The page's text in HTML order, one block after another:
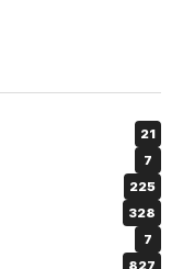
21
7
225
328
7
827